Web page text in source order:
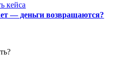
кейса
— деньги возвращаются?